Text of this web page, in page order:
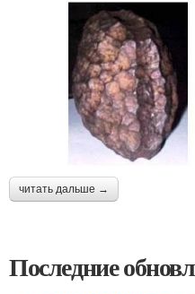
читать дальше →
Последние